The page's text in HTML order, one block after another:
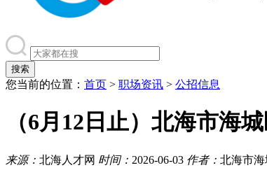
您当前的位置： 首页 > 职场资讯 > 公招信息
（6月12日止）北海市海
来源： 北海人才网 时间： 2026-06-03 作者： 北海市